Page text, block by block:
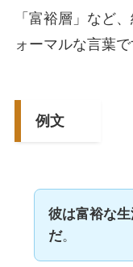
「富裕層」など
ォーマルな言葉で
例文
彼は富裕な
だ。